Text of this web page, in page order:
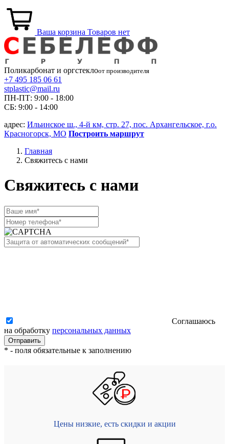
Ваша корзина Товаров нет
Поликарбонат и оргстеклоот производителя
+7 495 185 06 61
stplastic@mail.ru
ПН-ПТ: 9:00 - 18:00
СБ: 9:00 - 14:00
адрес: Ильинское ш., 4-й км, стр. 27, пос. Архангельское, г.о.
Красногорск, МО Построить маршрут
Главная
Свяжитесь с нами
Свяжитесь с нами
Соглашаюсь
на обработку персональных данных
* - поля обязательные к заполнению
Цены низкие, есть скидки и акции